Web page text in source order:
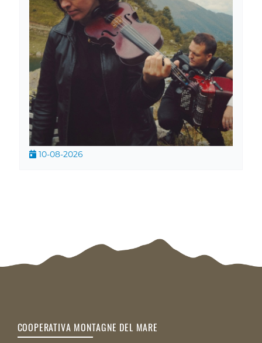
10-08-2026
COOPERATIVA MONTAGNE DEL MARE